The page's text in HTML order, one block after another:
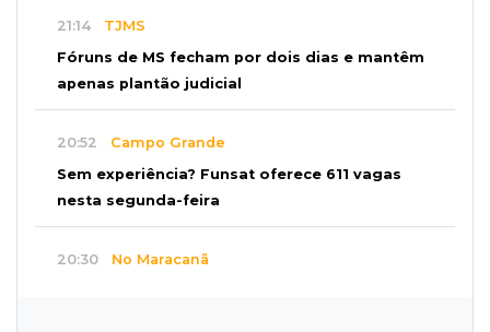
21:14 TJMS
Fóruns de MS fecham por dois dias e mantêm
apenas plantão judicial
20:52 Campo Grande
Sem experiência? Funsat oferece 611 vagas
nesta segunda-feira
20:30 No Maracanã